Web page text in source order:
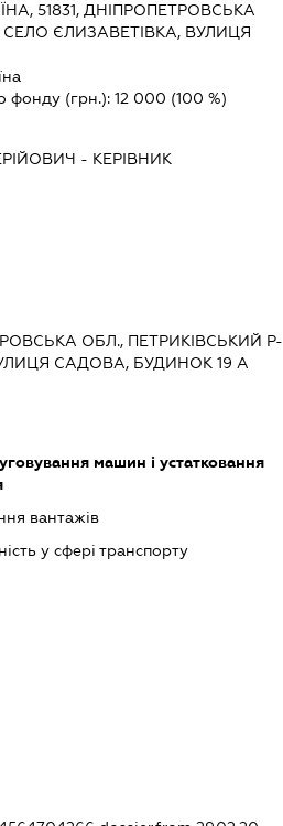
51831, ДНІПРОПЕТРОВСЬКА
ЄЛИЗАВЕТІВКА, ВУЛИЦЯ
фонду (грн.): 12 000 (100 %)
- КЕРІВНИК
ОБЛ., ПЕТРИКІВСЬКИЙ Р-
САДОВА, БУДИНОК 19 А
машин і устатковання
вантажів
у сфері транспорту